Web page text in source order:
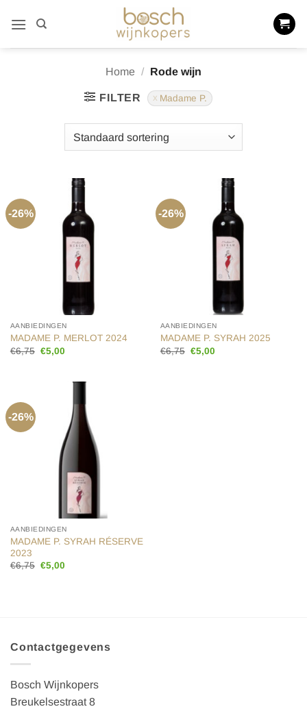
naar
Home / Rode wijn
FILTER Madame P.
-26%
AANBIEDINGEN
MADAME P. MERLOT 2024
€6,75 Oorspronkelijke
prijs
€5,00Huidige
-26%
AANBIEDINGEN
MADAME P. SYRAH 2025
€6,75 Oorspronkelijke
prijs
€5,00Huidige
-26%
AANBIEDINGEN
MADAME P. SYRAH RÉSERVE
2023
€6,75 Oorspronkelijke
prijs
€5,00Huidige
Contactgegevens
Bosch Wijnkopers
Breukelsestraat 8